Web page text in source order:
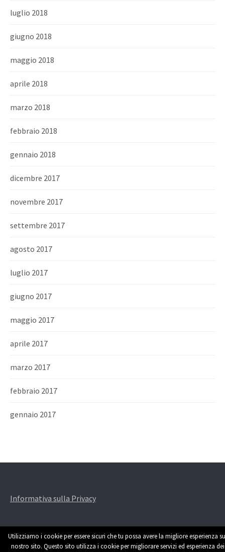
luglio 2018
giugno 2018
maggio 2018
aprile 2018
marzo 2018
febbraio 2018
gennaio 2018
dicembre 2017
novembre 2017
settembre 2017
agosto 2017
luglio 2017
giugno 2017
maggio 2017
aprile 2017
marzo 2017
febbraio 2017
gennaio 2017
Informativa sulla Privacy
Utilizziamo i cookie per essere sicuri che tu possa avere la migliore esperienza
nostro sito. Questo sito utilizza i cookie per migliorare servizi ed esperienza dei